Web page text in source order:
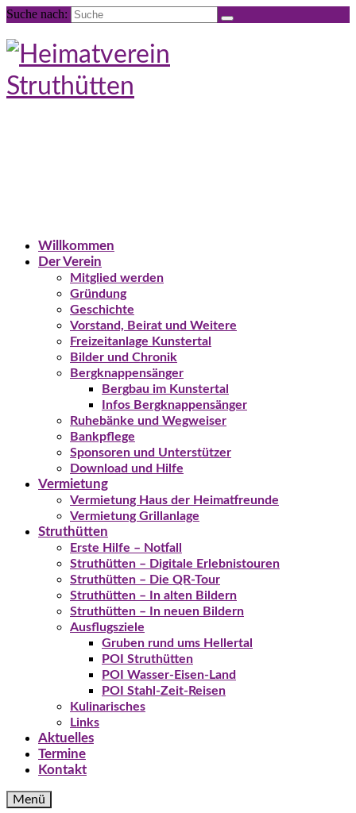
Suche nach:
Willkommen
Der Verein
Mitglied werden
Gründung
Geschichte
Vorstand, Beirat und Weitere
Freizeitanlage Kunstertal
Bilder und Chronik
Bergknappensänger
Bergbau im Kunstertal
Infos Bergknappensänger
Ruhebänke und Wegweiser
Bankpflege
Sponsoren und Unterstützer
Download und Hilfe
Vermietung
Vermietung Haus der Heimatfreunde
Vermietung Grillanlage
Struthütten
Erste Hilfe – Notfall
Struthütten – Digitale Erlebnistouren
Struthütten – Die QR-Tour
Struthütten – In alten Bildern
Struthütten – In neuen Bildern
Ausflugsziele
Gruben rund ums Hellertal
POI Struthütten
POI Wasser-Eisen-Land
POI Stahl-Zeit-Reisen
Kulinarisches
Links
Aktuelles
Termine
Kontakt
Menü